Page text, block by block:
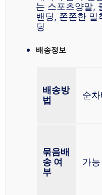
는 스포츠양말,
밴딩, 쫀쫀한 밀
딩
배송정보
배송방
법
순
묶음배
송 여
부
가능